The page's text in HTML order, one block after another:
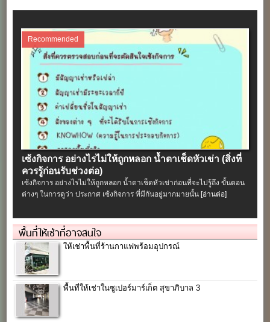
Recommended
เซ้งกิจการ อย่างไรไม่ให้ถูกหลอก น้ำตาเช็ดหัวเข่า (สิ่งที่
ควรรู้ก่อนรับช่วงต่อ)
เซ้งกิจการ อย่างไรไม่ให้ถูกหลอก น้ำตาเช็ดหัวเข่าก่อนที่จะไปรู้ถึง ขั้นตอน
ต่างๆ ในการดูว่า ประกาศ เซ้งกิจการ ที่มีกันอยู่มากมายนั้น [อ่านต่อ]
พื้นที่ให้เช่าที่อาจสนใจ
ให้เช่าพื้นที่ร้านกาแฟพร้อมอุปกรณ์
พื้นที่ให้เช่าในซูเปอร์มาร์เก็ต สุขาภิบาล 3